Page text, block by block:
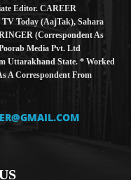
Editor. CAREER
Today (AajTak), Sahara
(Correspondent As
Media Pvt. Ltd
Uttarakhand State. * Worked
A Correspondent From